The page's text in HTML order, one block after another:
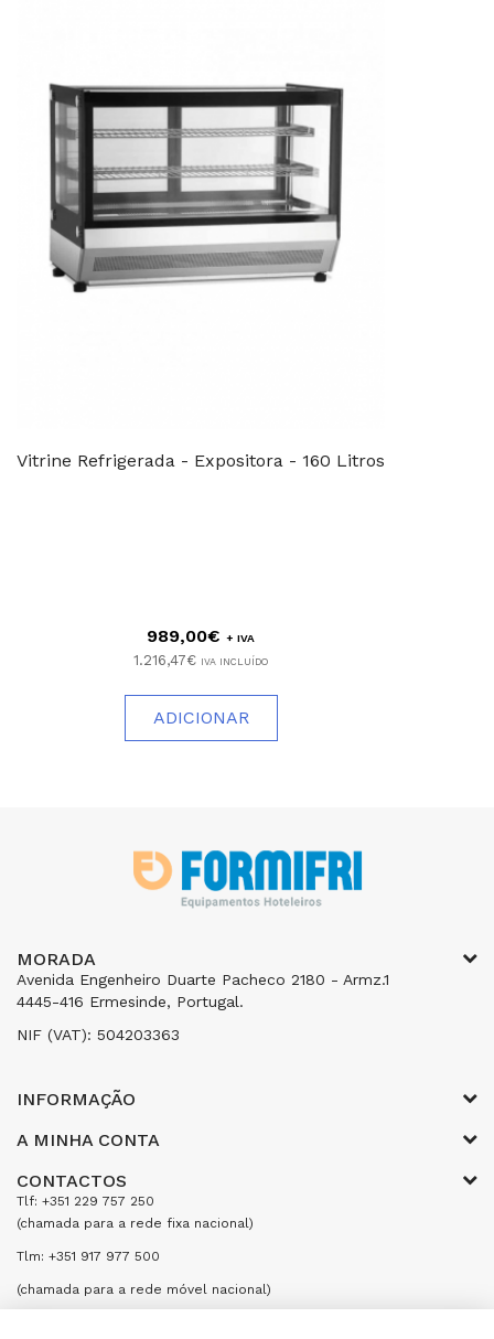
Vitrine Refrigerada - Expositora - 160 Litros
989,00€ + IVA
1.216,47€ IVA INCLUÍDO
ADICIONAR
MORADA
Avenida Engenheiro Duarte Pacheco 2180 - Armz.1
4445-416 Ermesinde, Portugal.
NIF (VAT): 504203363
INFORMAÇÃO
A MINHA CONTA
CONTACTOS
Tlf: +351 229 757 250
(chamada para a rede fixa nacional)
Tlm: +351 917 977 500
(chamada para a rede móvel nacional)